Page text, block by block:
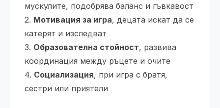
мускулите, подобрява баланс и гъвкавост
2. Мотивация за игра, децата искат да се
катерят и изследват
3. Образователна стойност, развива
координация между ръцете и очите
4. Социализация, при игра с братя,
сестри или приятели